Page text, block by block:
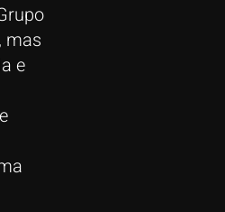
mas
e